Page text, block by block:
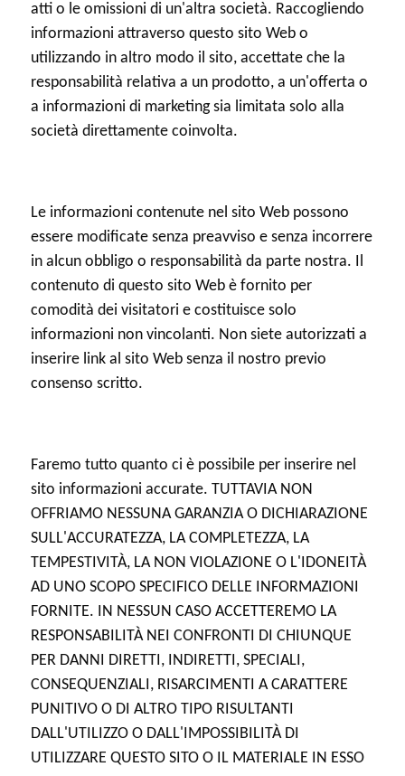
atti o le omissioni di un'altra società. Raccogliendo
informazioni attraverso questo sito Web o
utilizzando in altro modo il sito, accettate che la
responsabilità relativa a un prodotto, a un'offerta o
a informazioni di marketing sia limitata solo alla
società direttamente coinvolta.
Le informazioni contenute nel sito Web possono
essere modificate senza preavviso e senza incorrere
in alcun obbligo o responsabilità da parte nostra. Il
contenuto di questo sito Web è fornito per
comodità dei visitatori e costituisce solo
informazioni non vincolanti. Non siete autorizzati a
inserire link al sito Web senza il nostro previo
consenso scritto.
Faremo tutto quanto ci è possibile per inserire nel
sito informazioni accurate. TUTTAVIA NON
OFFRIAMO NESSUNA GARANZIA O DICHIARAZIONE
SULL'ACCURATEZZA, LA COMPLETEZZA, LA
TEMPESTIVITÀ, LA NON VIOLAZIONE O L'IDONEITÀ
AD UNO SCOPO SPECIFICO DELLE INFORMAZIONI
FORNITE. IN NESSUN CASO ACCETTEREMO LA
RESPONSABILITÀ NEI CONFRONTI DI CHIUNQUE
PER DANNI DIRETTI, INDIRETTI, SPECIALI,
CONSEQUENZIALI, RISARCIMENTI A CARATTERE
PUNITIVO O DI ALTRO TIPO RISULTANTI
DALL'UTILIZZO O DALL'IMPOSSIBILITÀ DI
UTILIZZARE QUESTO SITO O IL MATERIALE IN ESSO